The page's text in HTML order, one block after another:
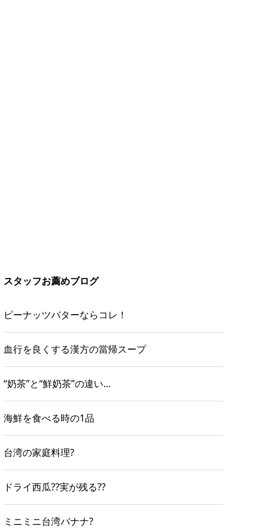
スタッフお薦めブログ
ピーナッツバターならコレ！
血行を良くする漢方の當帰スープ
“奶茶”と“鮮奶茶”の違い…
海鮮を食べる時の1品
台湾の家庭料理?
ドライ西瓜??実が残る??
ミニミニ台湾バナナ?